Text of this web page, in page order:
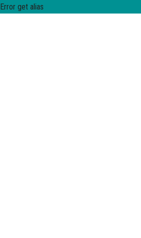
Error get alias